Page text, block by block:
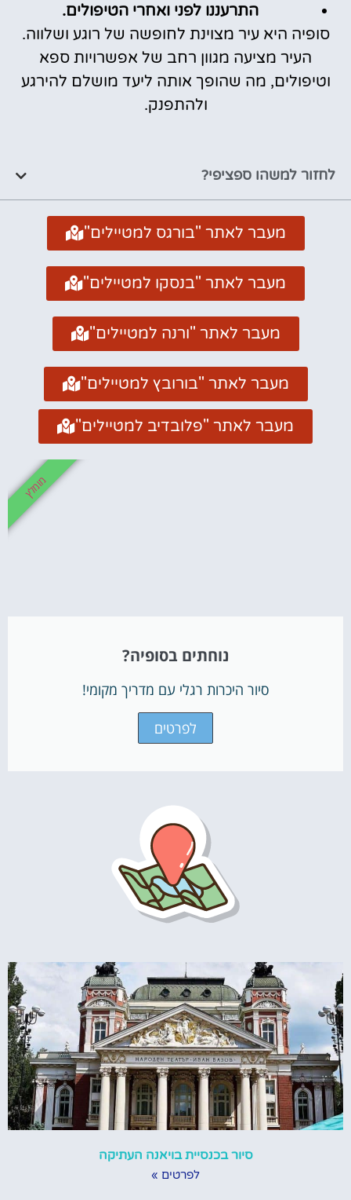
התרעננו לפני ואחרי הטיפולים.
סופיה היא עיר מצוינת לחופשה של רוגע ושלווה.
העיר מציעה מגוון רחב של אפשרויות ספא
וטיפולים, מה שהופך אותה ליעד מושלם להירגע
ולהתפנק.
לחזור למשהו ספציפי?
מעבר לאתר "בורגס למטיילים"
מעבר לאתר "בנסקו למטיילים"
מעבר לאתר "ורנה למטיילים"
מעבר לאתר "בורובץ למטיילים"
מעבר לאתר "פלובדיב למטיילים"
נוחתים בסופיה?
סיור היכרות רגלי עם מדריך מקומי!
לפרטים
מומלץ
סיור בכנסיית בויאנה העתיקה
לפרטים »